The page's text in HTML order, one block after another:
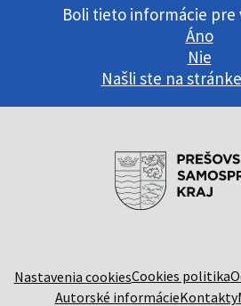
Boli tieto informácie pre
Áno
Nie
Našli ste na
Nastavenia cookiesCookies politika
Autorské informácieKontakty